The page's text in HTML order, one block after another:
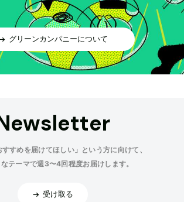
グリーンカンパニーについて
すすめを届けてほしい」という方に向けて、
テーマで週3〜4回程度お届けします。
受け取る